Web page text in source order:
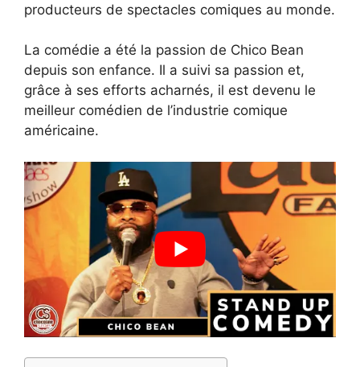
producteurs de spectacles comiques au monde.
La comédie a été la passion de Chico Bean
depuis son enfance. Il a suivi sa passion et,
grâce à ses efforts acharnés, il est devenu le
meilleur comédien de l’industrie comique
américaine.